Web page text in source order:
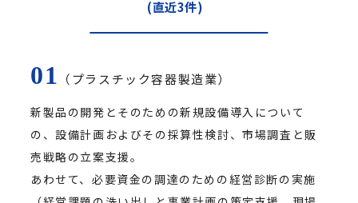
(直近3件)
（プラスチック容器製造業）
新製品の開発とそのための新規設備導入について
の、設備計画およびその採算性検討、市場調査と販
売戦略の立案支援。
あわせて、必要資金の調達のための経営診断の実施